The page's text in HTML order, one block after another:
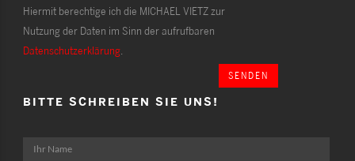
Hiermit berechtige ich die MICHAEL VIETZ zur
Nutzung der Daten im Sinn der aufrufbaren
Datenschutzerklärung.
SENDEN
BITTE SCHREIBEN SIE UNS!